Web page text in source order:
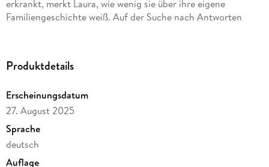
erkrankt, merkt Laura, wie wenig sie über ihre eigene
Familiengeschichte weiß. Auf der Suche nach Antworten
Lauras eigenes Glück.
Über sieben Jahrzehnte zuvor: Die Dachkammer des
Gutshofs ist Ännes ganze Welt. Frei bewegen kann sie sich
nur nachts. Bis die Begegnung mit Karl ihr Leben und das
ihrer Lieben ins Wanken bringt . . .
Produktdetails
Erscheinungsdatum
27. August 2025
Sprache
deutsch
Auflage